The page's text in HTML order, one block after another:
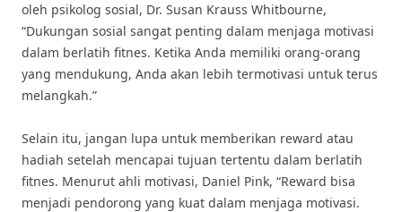
oleh psikolog sosial, Dr. Susan Krauss Whitbourne,
“Dukungan sosial sangat penting dalam menjaga motivasi
dalam berlatih fitnes. Ketika Anda memiliki orang-orang
yang mendukung, Anda akan lebih termotivasi untuk terus
melangkah.”
Selain itu, jangan lupa untuk memberikan reward atau
hadiah setelah mencapai tujuan tertentu dalam berlatih
fitnes. Menurut ahli motivasi, Daniel Pink, “Reward bisa
menjadi pendorong yang kuat dalam menjaga motivasi.